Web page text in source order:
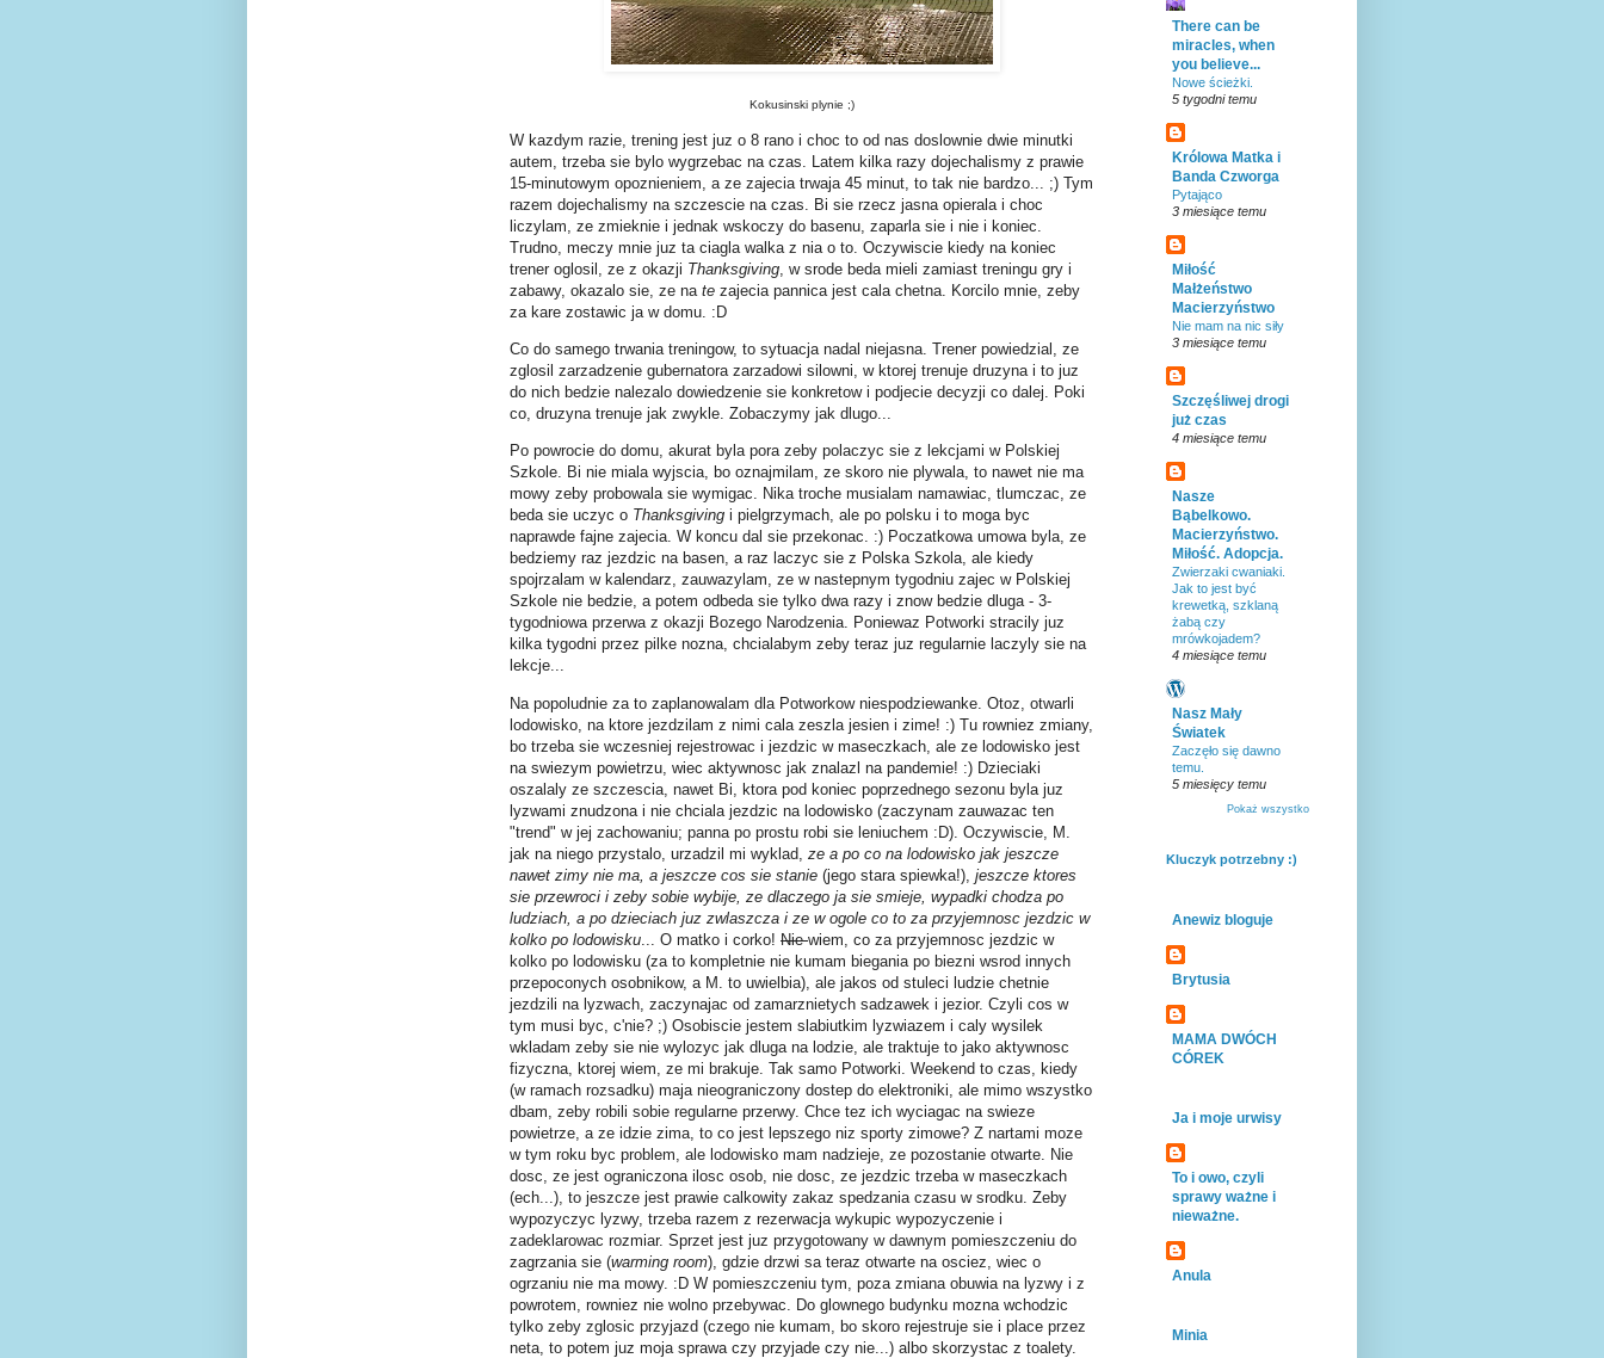
Kokusinski plynie ;)
W kazdym razie, trening jest juz o 8 rano i choc to od nas doslownie dwie minutki
autem, trzeba sie bylo wygrzebac na czas. Latem kilka razy dojechalismy z prawie
15-minutowym opoznieniem, a ze zajecia trwaja 45 minut, to tak nie bardzo... ;) Tym
razem dojechalismy na szczescie na czas. Bi sie rzecz jasna opierala i choc
liczylam, ze zmieknie i jednak wskoczy do basenu, zaparla sie i nie i koniec.
Trudno, meczy mnie juz ta ciagla walka z nia o to. Oczywiscie kiedy na koniec
trener oglosil, ze z okazji Thanksgiving, w srode beda mieli zamiast treningu gry i
zabawy, okazalo sie, ze na te zajecia pannica jest cala chetna. Korcilo mnie, zeby
za kare zostawic ja w domu. :D
Co do samego trwania treningow, to sytuacja nadal niejasna. Trener powiedzial, ze
zglosil zarzadzenie gubernatora zarzadowi silowni, w ktorej trenuje druzyna i to juz
do nich bedzie nalezalo dowiedzenie sie konkretow i podjecie decyzji co dalej. Poki
co, druzyna trenuje jak zwykle. Zobaczymy jak dlugo...
Po powrocie do domu, akurat byla pora zeby polaczyc sie z lekcjami w Polskiej
Szkole. Bi nie miala wyjscia, bo oznajmilam, ze skoro nie plywala, to nawet nie ma
mowy zeby probowala sie wymigac. Nika troche musialam namawiac, tlumczac, ze
beda sie uczyc o Thanksgiving i pielgrzymach, ale po polsku i to moga byc
naprawde fajne zajecia. W koncu dal sie przekonac. :) Poczatkowa umowa byla, ze
bedziemy raz jezdzic na basen, a raz laczyc sie z Polska Szkola, ale kiedy
spojrzalam w kalendarz, zauwazylam, ze w nastepnym tygodniu zajec w Polskiej
Szkole nie bedzie, a potem odbeda sie tylko dwa razy i znow bedzie dluga - 3-
tygodniowa przerwa z okazji Bozego Narodzenia. Poniewaz Potworki stracily juz
kilka tygodni przez pilke nozna, chcialabym zeby teraz juz regularnie laczyly sie na
lekcje...
Na popoludnie za to zaplanowalam dla Potworkow niespodziewanke. Otoz, otwarli
lodowisko, na ktore jezdzilam z nimi cala zeszla jesien i zime! :) Tu rowniez zmiany,
bo trzeba sie wczesniej rejestrowac i jezdzic w maseczkach, ale ze lodowisko jest
na swiezym powietrzu, wiec aktywnosc jak znalazl na pandemie! :) Dzieciaki
oszalaly ze szczescia, nawet Bi, ktora pod koniec poprzednego sezonu byla juz
lyzwami znudzona i nie chciala jezdzic na lodowisko (zaczynam zauwazac ten
"trend" w jej zachowaniu; panna po prostu robi sie leniuchem :D). Oczywiscie, M.
jak na niego przystalo, urzadzil mi wyklad, ze a po co na lodowisko jak jeszcze
nawet zimy nie ma, a jeszcze cos sie stanie (jego stara spiewka!), jeszcze ktores
sie przewroci i zeby sobie wybije, ze dlaczego ja sie smieje, wypadki chodza po
ludziach, a po dzieciach juz zwlaszcza i ze w ogole co to za przyjemnosc jezdzic w
kolko po lodowisku ... O matko i corko! Niewiem, co za przyjemnosc jezdzic w
kolko po lodowisku (za to kompletnie nie kumam biegania po biezni wsrod innych
przepoconych osobnikow, a M. to uwielbia), ale jakos od stuleci ludzie chetnie
jezdzili na lyzwach, zaczynajac od zamarznietych sadzawek i jezior. Czyli cos w
tym musi byc, c'nie? ;) Osobiscie jestem slabiutkim lyzwiazem i caly wysilek
wkladam zeby sie nie wylozyc jak dluga na lodzie, ale traktuje to jako aktywnosc
fizyczna, ktorej wiem, ze mi brakuje. Tak samo Potworki. Weekend to czas, kiedy
(w ramach rozsadku) maja nieograniczony dostep do elektroniki, ale mimo wszystko
dbam, zeby robili sobie regularne przerwy. Chce tez ich wyciagac na swieze
powietrze, a ze idzie zima, to co jest lepszego niz sporty zimowe? Z nartami moze
w tym roku byc problem, ale lodowisko mam nadzieje, ze pozostanie otwarte. Nie
dosc, ze jest ograniczona ilosc osob, nie dosc, ze jezdzic trzeba w maseczkach
(ech...), to jeszcze jest prawie calkowity zakaz spedzania czasu w srodku. Zeby
wypozyczyc lyzwy, trzeba razem z rezerwacja wykupic wypozyczenie i
zadeklarowac rozmiar. Sprzet jest juz przygotowany w dawnym pomieszczeniu do
zagrzania sie (warming room), gdzie drzwi sa teraz otwarte na osciez, wiec o
ogrzaniu nie ma mowy. :D W pomieszczeniu tym, poza zmiana obuwia na lyzwy i z
powrotem, rowniez nie wolno przebywac. Do glownego budynku mozna wchodzic
tylko zeby zglosic przyjazd (czego nie kumam, bo skoro rejestruje sie i place przez
neta, to potem juz moja sprawa czy przyjade czy nie...) albo skorzystac z toalety.
There can be
miracles, when
you believe...
Nowe ścieżki.
5 tygodni temu
Królowa Matka i
Banda Czworga
Pytająco
3 miesiące temu
Miłość
Małżeństwo
Macierzyństwo
Nie mam na nic siły
3 miesiące temu
Szczęśliwej drogi
już czas
4 miesiące temu
Nasze
Bąbelkowo.
Macierzyństwo.
Miłość. Adopcja.
Zwierzaki cwaniaki.
Jak to jest być
krewetką, szklaną
żabą czy
mrówkojadem?
4 miesiące temu
Nasz Mały
Światek
Zaczęło się dawno
temu.
5 miesięcy temu
Pokaż wszystko
Kluczyk potrzebny :)
Anewiz bloguje
Brytusia
MAMA DWÓCH
CÓREK
Ja i moje urwisy
To i owo, czyli
sprawy ważne i
nieważne.
Anula
Minia